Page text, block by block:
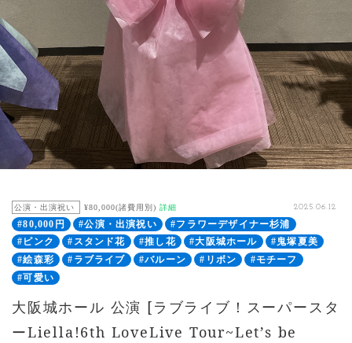
公演・出演祝い ¥80,000(諸費用別) 詳細 2025.06.12
#80,000円 #公演・出演祝い
#フラワーデザイナー杉浦
#ピンク
#スタンド花 #推し花 #大阪城ホール
#鬼塚夏美
#絵森彩
#ラブライブ #バルーン #リボン
#モチーフ
#可愛い
大阪城ホール 公演 [ラブライブ！スーパースタ
ーLiella!6th LoveLive Tour~Let’s be